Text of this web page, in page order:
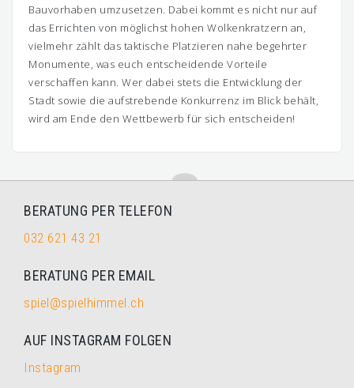
Bauvorhaben umzusetzen. Dabei kommt es nicht nur auf
das Errichten von möglichst hohen Wolkenkratzern an,
vielmehr zählt das taktische Platzieren nahe begehrter
Monumente, was euch entscheidende Vorteile
verschaffen kann. Wer dabei stets die Entwicklung der
Stadt sowie die aufstrebende Konkurrenz im Blick behält,
wird am Ende den Wettbewerb für sich entscheiden!
BERATUNG PER TELEFON
032 621 43 21
BERATUNG PER EMAIL
spiel@spielhimmel.ch
AUF INSTAGRAM FOLGEN
Instagram